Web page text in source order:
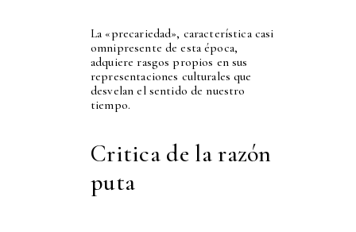
La «precariedad», característica casi
omnipresente de esta época,
adquiere rasgos propios en sus
representaciones culturales que
desvelan el sentido de nuestro
tiempo.
Critica de la razón
puta